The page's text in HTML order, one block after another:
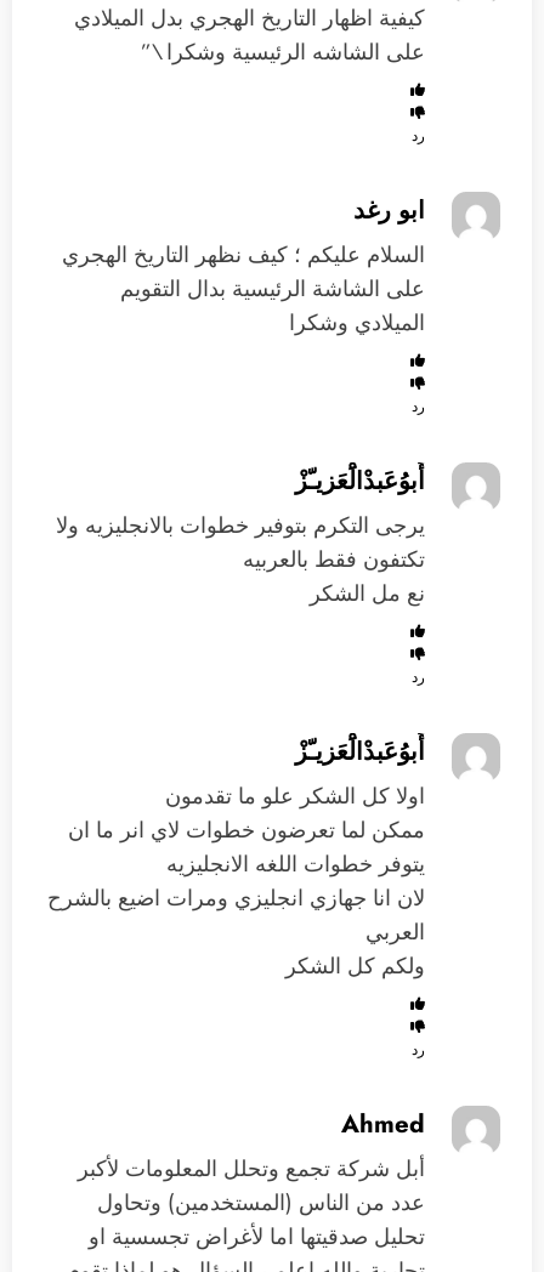
كيفية اظهار التاريخ الهجري بدل الميلادي
على الشاشه الرئيسية وشكرا \”
رد
ابو رغد
السلام عليكم ؛ كيف نظهر التاريخ الهجري
على الشاشة الرئيسية بدال التقويم
الميلادي وشكرا
رد
أَبوُعَبدْالَْعَزيـّزْ
يرجى التكرم بتوفير خطوات بالانجليزيه ولا
تكتفون فقط بالعربيه
نع مل الشكر
رد
أَبوُعَبدْالَْعَزيـّزْ
اولا كل الشكر علو ما تقدمون
ممكن لما تعرضون خطوات لاي انر ما ان
يتوفر خطوات اللغه الانجليزيه
لان انا جهازي انجليزي ومرات اضيع بالشرح
العربي
ولكم كل الشكر
رد
Ahmed
أبل شركة تجمع وتحلل المعلومات لأكبر
عدد من الناس (المستخدمين) وتحاول
تحليل صدقيتها اما لأغراض تجسسية او